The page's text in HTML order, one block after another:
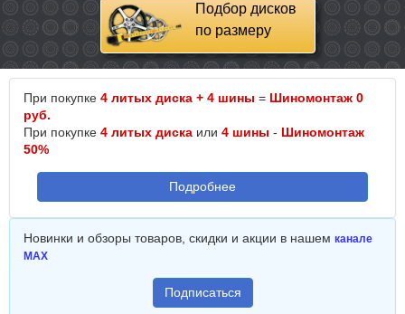
Подбор дисков
по размеру
При покупке 4 литых диска + 4 шины = Шиномонтаж 0
руб.
При покупке 4 литых диска или 4 шины - Шиномонтаж
50%
Подробнее
Новинки и обзоры товаров, скидки и акции в нашем канале
MAX
Подписаться